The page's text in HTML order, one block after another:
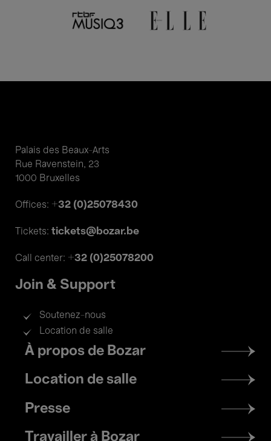
Palais des Beaux-Arts
Rue Ravenstein, 23
1000 Bruxelles
Offices: +32 (0)25078430
Tickets: tickets@bozar.be
Call center: +32 (0)25078200
Join & Support
Soutenez-nous
Location de salle
Footer
menu
À propos de Bozar
Location de salle
Presse
Travailler à Bozar